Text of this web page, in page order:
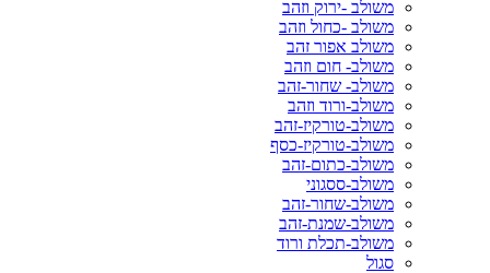
משולב -ירוק וזהב
משולב -כחול וזהב
משולב אפור זהב
משולב- חום וזהב
משולב- שחור-זהב
משולב-ורוד וזהב
משולב-טורקיז-זהב
משולב-טורקיז-כסף
משולב-כתום-זהב
משולב-ססגוני
משולב-שחור-זהב
משולב-שמנת-זהב
משולב-תכלת ורוד
סגול